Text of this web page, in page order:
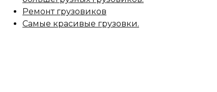
Ремонт грузовиков
Самые красивые грузовки.